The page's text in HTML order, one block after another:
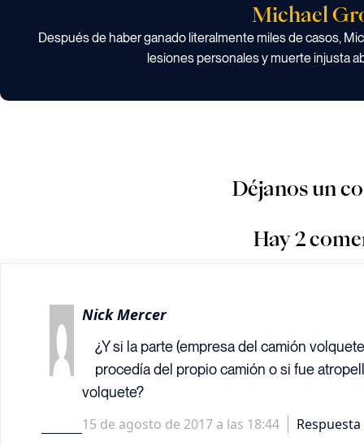
Michael
Después de haber ganado literalmente miles de casos,
lesiones personales y muerte injusta
Déjanos un
Hay 2
Nick Mercer
¿Y si la parte (empresa del camión
procedía del propio camión o si fue
volquete?
15 de agosto de 2017 a las 18:44 Respuesta